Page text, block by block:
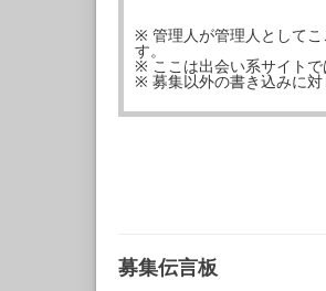
※ 管理人が管理人としてこ
す。
※ ここは出会い系サイトで
※ 募集以外の書き込みに対
募集伝言板